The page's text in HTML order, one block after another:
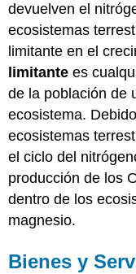
devuelven el
ecosistemas
limitante en el
limitante es
de la población de
ecosistema.
ecosistemas
el ciclo del
producción de los
dentro de los
magnesio.
Bienes y